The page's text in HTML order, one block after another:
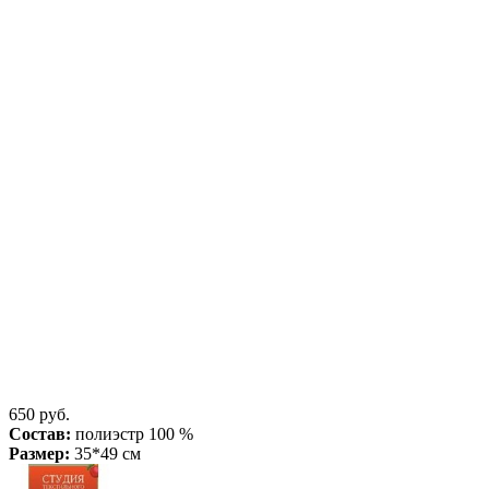
650 руб.
Состав: полиэстр 100 %
Размер: 35*49 см